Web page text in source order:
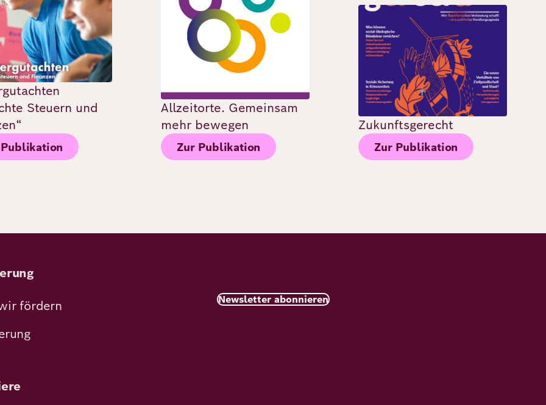
Steuern und
Allzeitorte. Gemeinsam
mehr bewegen
Zur Publikation
Bild
Zukunftsgerecht
Zur Publikation
fördern
Newsletter abonnieren